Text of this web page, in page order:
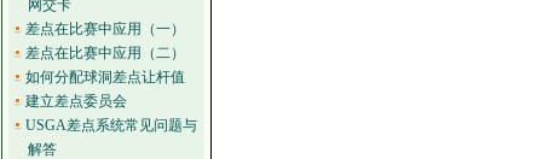
网交卡
差点在比赛中应用（一）
差点在比赛中应用（二）
如何分配球洞差点让杆值
建立差点委员会
USGA差点系统常见问题与
解答